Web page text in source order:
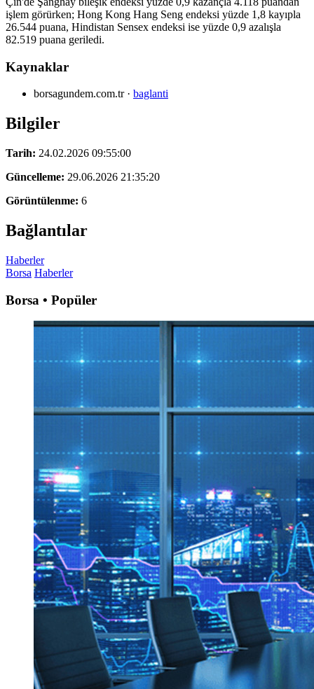
işlem görürken; Hong Kong Hang Seng endeksi yüzde 1,8 kayıpla
26.544 puana, Hindistan Sensex endeksi ise yüzde 0,9 azalışla
82.519 puana geriledi.
Kaynaklar
borsagundem.com.tr· baglanti
Bilgiler
Tarih: 24.02.2026 09:55:00
Güncelleme: 29.06.2026 21:35:20
Görüntülenme: 6
Bağlantılar
Haberler
Borsa Haberler
Borsa • Popüler